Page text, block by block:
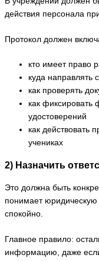
действия персонала
Протокол должен
кто имеет право
куда направлять
как проверять
как фиксировать
удостоверений
как действовать
учениках
2) Назначить
Это должна быть
понимает юридическую
спокойно.
Главное правило:
информацию, даже